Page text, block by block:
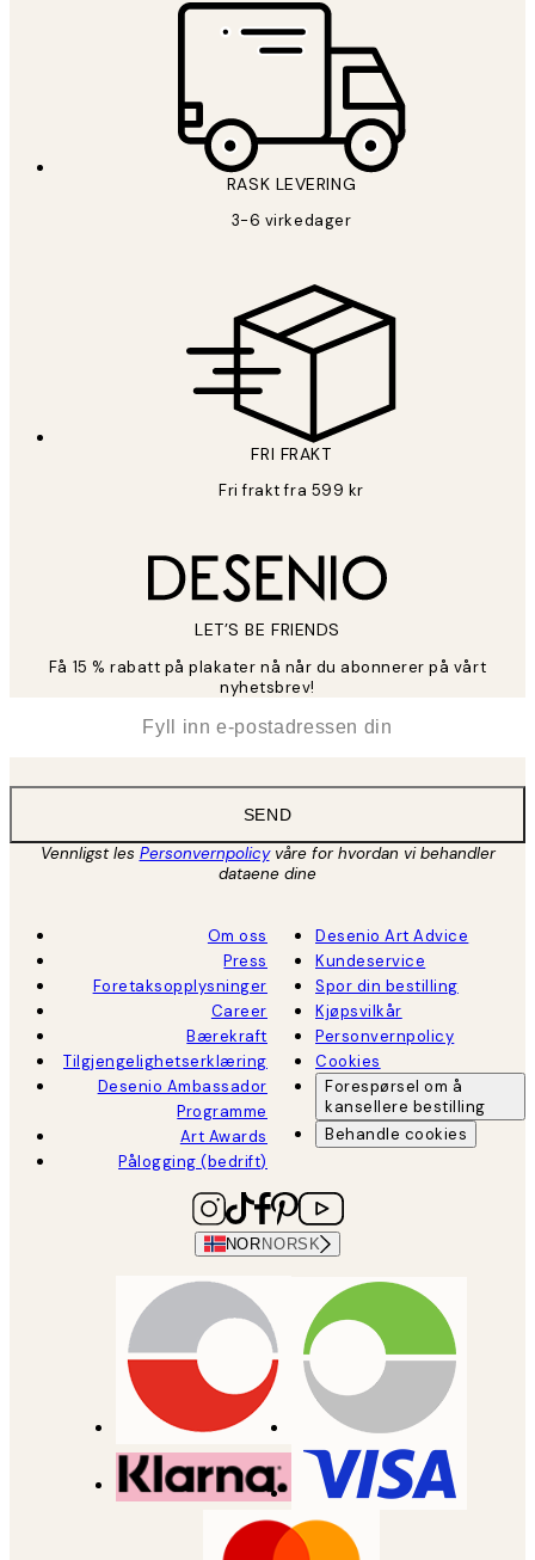
RASK LEVERING
3-6 virkedager
FRI FRAKT
Fri frakt fra 599 kr
LET’S BE FRIENDS
Få 15 % rabatt på plakater nå når du abonnerer på vårt
nyhetsbrev!
SEND
Vennligst les Personvernpolicyvåre for hvordan vi behandler
dataene dine
Om oss
Press
Foretaksopplysninger
Career
Bærekraft
Tilgjengelighetserklæring
Desenio Ambassador
Programme
Art Awards
Pålogging (bedrift)
Desenio Art Advice
Kundeservice
Spor din bestilling
Kjøpsvilkår
Personvernpolicy
Cookies
Forespørsel om å
kansellere bestilling
Behandle cookies
NOR NORSK